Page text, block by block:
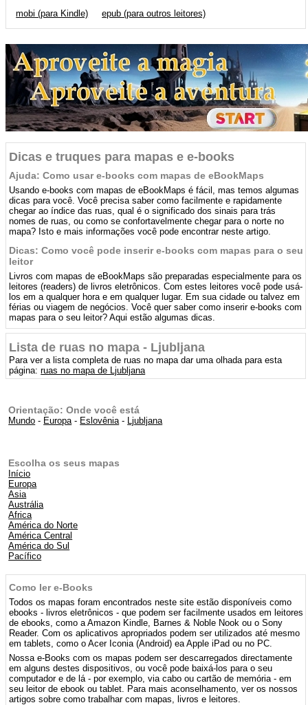
mobi (para Kindle)
epub (para outros leitores)
Dicas e truques para mapas e e-books
Ajuda: Como usar e-books com mapas de eBookMaps
Usando e-books com mapas de eBookMaps é fácil, mas temos algumas
dicas para você. Você precisa saber como facilmente e rapidamente
chegar ao índice das ruas, qual é o significado dos sinais para trás
nomes de ruas, ou como se confortavelmente chegar para o norte no
mapa? Isto e mais informações você pode encontrar neste artigo.
Dicas: Como você pode inserir e-books com mapas para o seu
leitor
Livros com mapas de eBookMaps são preparadas especialmente para os
leitores (readers) de livros eletrônicos. Com estes leitores você pode usá-
los em a qualquer hora e em qualquer lugar. Em sua cidade ou talvez em
férias ou viagem de negócios. Você quer saber como inserir e-books com
mapas para o seu leitor? Aqui estão algumas dicas.
Lista de ruas no mapa - Ljubljana
Para ver a lista completa de ruas no mapa dar uma olhada para esta
página:ruas no mapa de Ljubljana
Orientação: Onde você está
Mundo - Europa- Eslovênia- Ljubljana
Escolha os seus mapas
Início
Europa
Asia
Austrália
Africa
América do Norte
América Central
América do Sul
Pacífico
Como ler e-Books
Todos os mapas foram encontrados neste site estão disponíveis como
ebooks - livros eletrônicos - que podem ser facilmente usados ​​em leitores
de ebooks, como a Amazon Kindle, Barnes & Noble Nook ou o Sony
Reader. Com os aplicativos apropriados podem ser utilizados até mesmo
em tablets, como o Acer Iconia (Android) ea Apple iPad ou no PC.
Nossa e-Books com os mapas podem ser descarregados directamente
em alguns destes dispositivos, ou você pode baixá-los para o seu
computador e de lá - por exemplo, via cabo ou cartão de memória - em
seu leitor de ebook ou tablet. Para mais aconselhamento, ver os nossos
artigos sobre como trabalhar com mapas, livros e leitores.